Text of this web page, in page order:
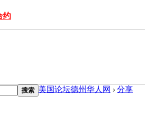
约
搜索 美国论坛德州华人网 › 分享